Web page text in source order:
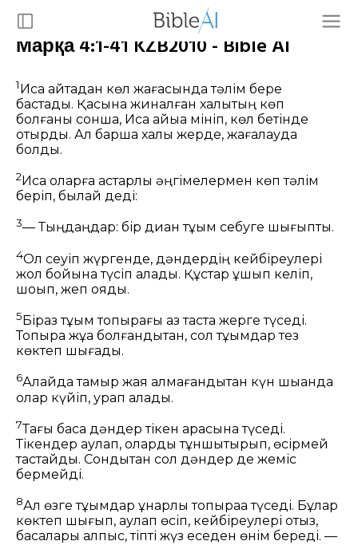
Марқа 4:1-41 KZB2010 - Bible AI
1Иса қайтадан көл жағасында тәлім бере
бастады. Қасына жиналған халықтың көп
болғаны сонша, Иса қайыққа мініп, көл бетінде
отырды. Ал барша халық жерде, жағалауда
болды.
2 Иса оларға астарлы әңгімелермен көп тәлім
беріп, былай деді:
3— Тыңдаңдар: бір диқан тұқым себуге шығыпты.
4Ол сеуіп жүргенде, дәндердің кейбіреулері
жол бойына түсіп қалады. Құстар ұшып келіп,
шоқып, жеп қояды.
5 Біраз тұқым топырағы аз тастақ жерге түседі.
Топырақ жұқа болғандықтан, сол тұқымдар тез
көктеп шығады.
6Алайда тамыр жая алмағандықтан күн шыққанда
олар күйіп, қурап қалады.
7Тағы басқа дәндер тікен арасына түседі.
Тікендер қаулап, оларды тұншықтырып, өсірмей
тастайды. Сондықтан сол дәндер де жеміс
бермейді.
8Ал өзге тұқымдар құнарлы топыраққа түседі. Бұлар
көктеп шығып, қаулап өсіп, кейбіреулері отыз,
басқалары алпыс, тіпті жүз еседен өнім береді. —